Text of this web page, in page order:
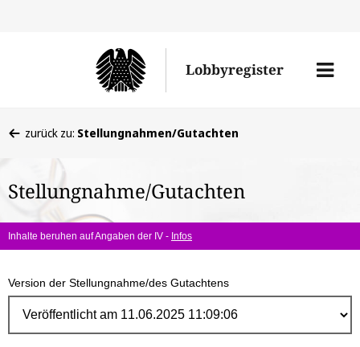
Lobbyregister
Menü
befinden
hier:
zurück zu: Stellungnahmen/Gutachten
Stellungnahme/Gutachten
Inhalte beruhen auf Angaben der IV - Infos
Version der Stellungnahme/des Gutachtens